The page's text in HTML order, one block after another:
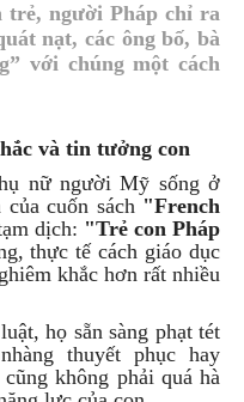
trẻ, người Pháp chỉ ra
nạt, các ông bố, bà
với chúng một cách
và tin tưởng con
nữ người Mỹ sống ở
cuốn sách "French
dịch: "Trẻ con Pháp
thực tế cách giáo dục
khắc hơn rất nhiều
họ sẵn sàng phạt tét
thuyết phục hay
không phải quá hà